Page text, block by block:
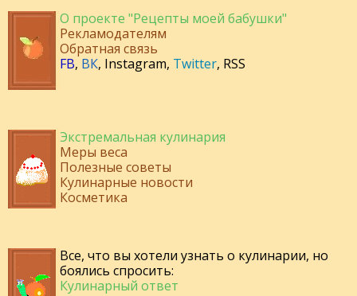
О проекте "Рецепты моей бабушки"
Рекламодателям
Обратная связь
FB, ВК, Instagram, Twitter, RSS
Экстремальная кулинария
Меры веса
Полезные советы
Кулинарные новости
Косметика
Все, что вы хотели узнать о кулинарии, но
боялись спросить:
Кулинарный ответ